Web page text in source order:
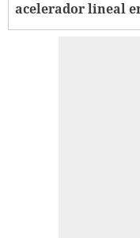
acelerador lineal